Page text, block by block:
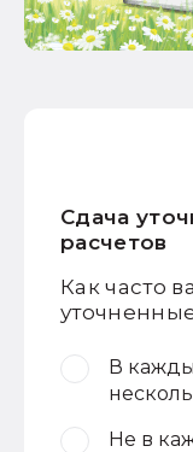
Сдача
расчетов
Как часто
В
Не в